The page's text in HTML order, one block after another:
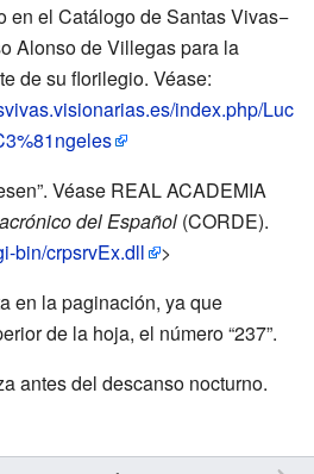
en el Catálogo de Santas Vivas−
Alonso de Villegas para la
de su florilegio. Véase:
index.php/Luc
Véase REAL ACADEMIA
del Español (CORDE).
bin/crpsrvEx.dll
>
en la paginación, ya que
de la hoja, el número “237”.
antes del descanso nocturno.